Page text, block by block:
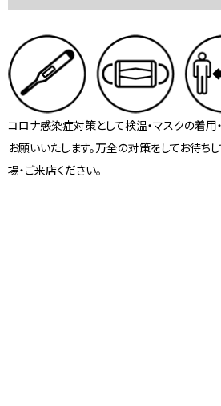
コロナ感染症対策として検温・マスクの着
お願いいたします。万全の対策をしてお待ち
場・ご来店ください。